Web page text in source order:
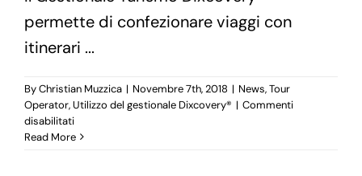
permette di confezionare viaggi con
itinerari ...
ByChristian Muzzica | Novembre 7th, 2018 | News,Tour
Operator,Utilizzo del gestionale Dixcovery® | Commenti
disabilitatisu
Carrello
Read More